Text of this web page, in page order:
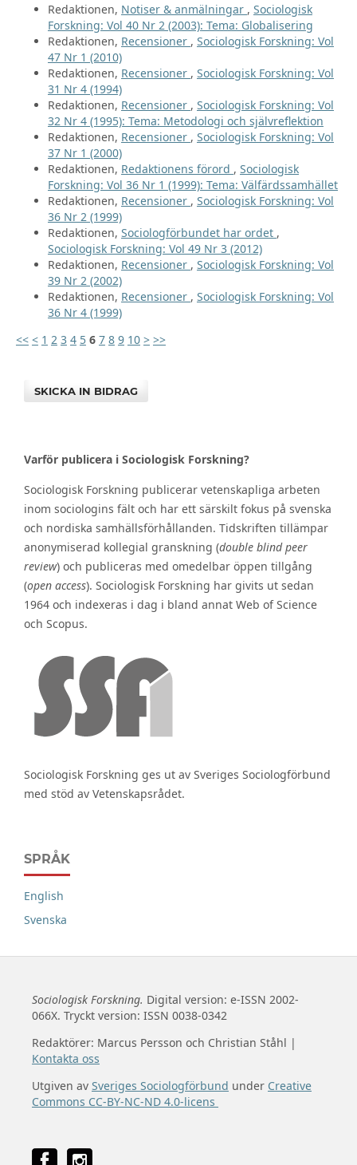
Redaktionen, Notiser & anmälningar , Sociologisk
Forskning: Vol 40 Nr 2 (2003): Tema: Globalisering
Redaktionen, Recensioner , Sociologisk Forskning: Vol
47 Nr 1 (2010)
Redaktionen, Recensioner , Sociologisk Forskning: Vol
31 Nr 4 (1994)
Redaktionen, Recensioner , Sociologisk Forskning: Vol
32 Nr 4 (1995): Tema: Metodologi och självreflektion
Redaktionen, Recensioner , Sociologisk Forskning: Vol
37 Nr 1 (2000)
Redaktionen, Redaktionens förord , Sociologisk
Forskning: Vol 36 Nr 1 (1999): Tema: Välfärdssamhället
Redaktionen, Recensioner , Sociologisk Forskning: Vol
36 Nr 2 (1999)
Redaktionen, Sociologförbundet har ordet ,
Sociologisk Forskning: Vol 49 Nr 3 (2012)
Redaktionen, Recensioner , Sociologisk Forskning: Vol
39 Nr 2 (2002)
Redaktionen, Recensioner , Sociologisk Forskning: Vol
36 Nr 4 (1999)
<< < 1 2 3 4 5 6 7 8 9 10 > >>
SKICKA IN BIDRAG
Varför publicera i Sociologisk Forskning?
Sociologisk Forskning publicerar vetenskapliga arbeten
inom sociologins fält och har ett särskilt fokus på svenska
och nordiska samhällsförhållanden. Tidskriften tillämpar
anonymiserad kollegial granskning (double blind peer
review) och publiceras med omedelbar öppen tillgång
(open access). Sociologisk Forskning har givits ut sedan
1964 och indexeras i dag i bland annat Web of Science
och Scopus.
Sociologisk Forskning ges ut av Sveriges Sociologförbund
med stöd av Vetenskapsrådet.
SPRÅK
English
Svenska
Sociologisk Forskning. Digital version: e-ISSN 2002-
066X. Tryckt version: ISSN 0038-0342
Redaktörer: Marcus Persson och Christian Ståhl |
Kontakta oss
Utgiven av Sveriges Sociologförbund under Creative
Commons CC-BY-NC-ND 4.0-licens